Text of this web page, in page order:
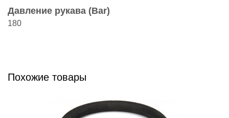
Давление рукава (Bar)
180
Похожие товары